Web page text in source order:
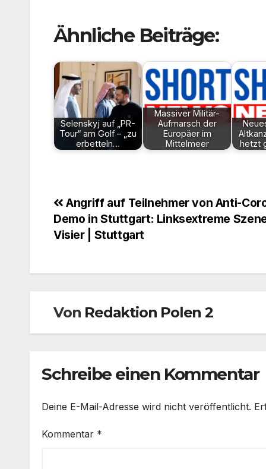
Ähnliche Beiträge:
Selenskyj auf „PR-
Tour“ am Golf – „zu
erbetteln…
Massiver Militär-
Aufmarsch der
Europäer im
Mittelmeer
hetzt
Beitragsnavigation
Angriff auf Teilnehmer von Anti-
Demo in Stuttgart: Linksextreme
Visier | Stuttgart
Von Redaktion Polen 2
Schreibe einen Kommentar
Deine E-Mail-Adresse wird nicht veröffentlicht.
Kommentar *